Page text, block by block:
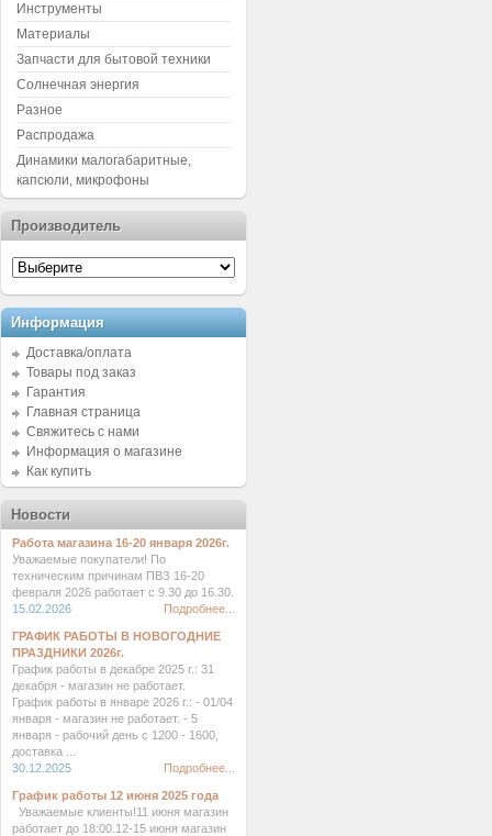
Инструменты
Материалы
Запчасти для бытовой техники
Солнечная энергия
Разное
Распродажа
Динамики малогабаритные,
капсюли, микрофоны
Производитель
Информация
Доставка/оплата
Товары под заказ
Гарантия
Главная страница
Свяжитесь с нами
Информация о магазине
Как купить
Новости
Работа магазина 16-20 января 2026г.
Уважаемые покупатели! По
техническим причинам ПВЗ 16-20
февраля 2026 работает с 9.30 до 16.30.
15.02.2026
Подробнее...
ГРАФИК РАБОТЫ В НОВОГОДНИЕ
ПРАЗДНИКИ 2026г.
График работы в декабре 2025 г.: 31
декабря - магазин не работает.
График работы в январе 2026 г.: - 01/04
января - магазин не работает. - 5
января - рабочий день с 1200 - 1600,
доставка ...
30.12.2025
Подробнее...
График работы 12 июня 2025 года
Уважаемые клиенты!11 июня магазин
работает до 18:00.12-15 июня магазин